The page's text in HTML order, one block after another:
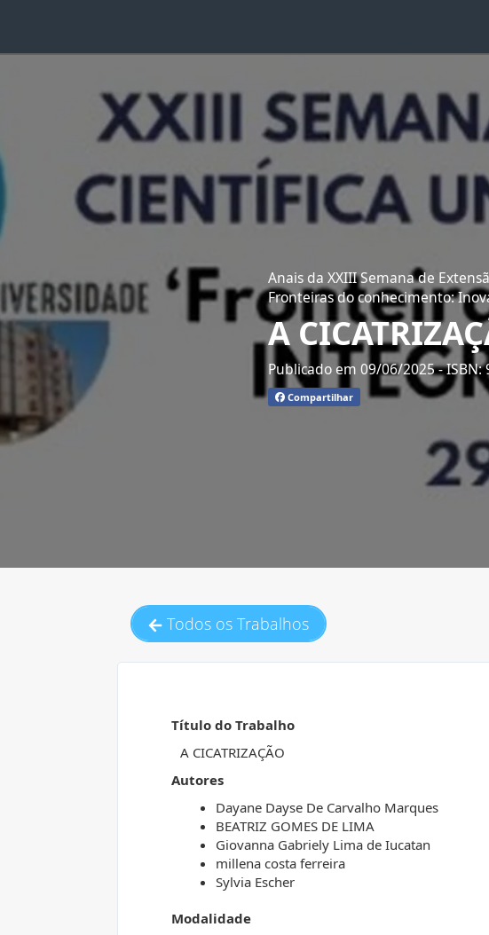
Anais da XXIII Semana de
Fronteiras do conhecimento:
A
Publicado em 09/06/2025- ISBN:
Compartilhar
Todos os Trabalhos
Título do Trabalho
A CICATRIZAÇÃO
Autores
Dayane Dayse De Carvalho Marques
BEATRIZ GOMES DE LIMA
Giovanna Gabriely Lima de Iucatan
millena costa ferreira
Sylvia Escher
Modalidade